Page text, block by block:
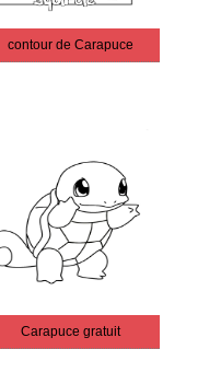
contour de Carapuce
Carapuce gratuit